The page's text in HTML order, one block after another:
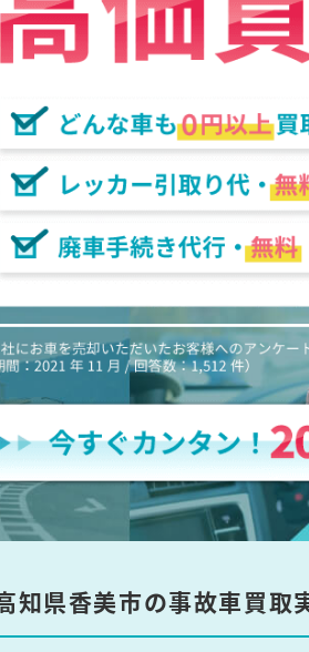
知県香美市の事故車買取